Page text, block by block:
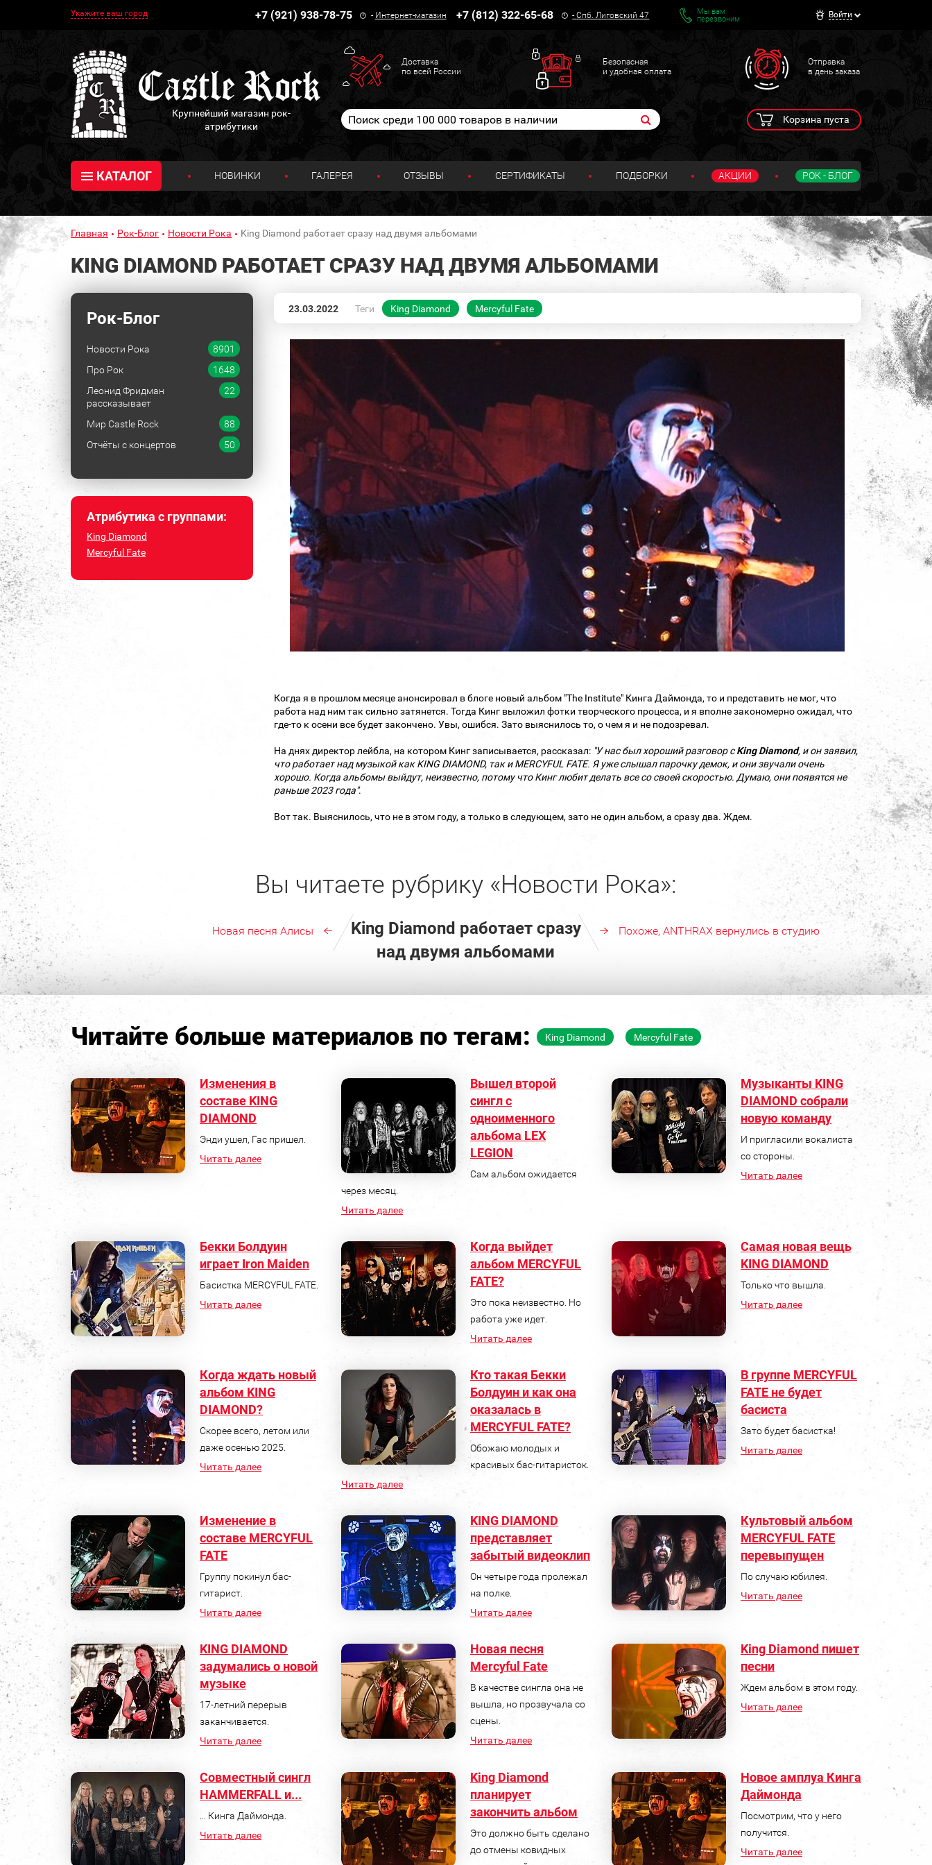
Укажите ваш город +7 (921) 938-78-75 - Интернет-магазин +7 (812) 322-65-68 -Спб. Лиговский 47
Мы вам
перезвоним
Войти
Крупнейший магазин рок-
атрибутики
Доставка
по всей России
Безопасная
и удобная оплата
Отправка
в день заказа
Корзина пуста
КАТАЛОГ НОВИНКИ ГАЛЕРЕЯ ОТЗЫВЫ СЕРТИФИКАТЫ ПОДБОРКИ АКЦИИ РОК - БЛОГ
Главная Рок-Блог Новости Рока King Diamond работает сразу над двумя альбомами
KING DIAMOND РАБОТАЕТ СРАЗУ НАД ДВУМЯ АЛЬБОМАМИ
Рок-Блог
Новости Рока
8901
Про Рок
1648
Леонид Фридман
рассказывает
22
Мир Castle Rock
88
Отчёты с концертов
50
Атрибутика с группами:
King Diamond
Mercyful Fate
23.03.2022 Теги King Diamond Mercyful Fate
Когда я в прошлом месяце анонсировал в блоге новый альбом "The Institute" Кинга Даймонда, то и представить не мог, что
работа над ним так сильно затянется. Тогда Кинг выложил фотки творческого процесса, и я вполне закономерно ожидал, что
где-то к осени все будет закончено. Увы, ошибся. Зато выяснилось то, о чем я и не подозревал.
На днях директор лейбла, на котором Кинг записывается, рассказал: "У насбылхороший разговор сKing Diamond, и он заявил,
чтоработаетнад музыкой как KING DIAMOND, так иMERCYFUL FATE. Я уже слышал парочку демок, и онизвучали очень
хорошо. Когда альбомы выйдут, неизвестно, потому что Кинг любит делать всесо своей скоростью. Думаю, они появятся не
раньше 2023 года".
Вот так. Выяснилось, что не в этом году, а только в следующем, зато не один альбом, а сразу два. Ждем.
Вы читаете рубрику «Новости Рока»:
Новая песня Алисы
King Diamond работает сразу
над двумя альбомами
Похоже, ANTHRAX вернулись в студию
Читайте больше материалов по тегам: King Diamond Mercyful Fate
Изменения в
составе KING
DIAMOND
Энди ушел, Гас пришел.
Читать далее
Вышел второй
сингл с
одноименного
альбома LEX
LEGION
Сам альбом ожидается
через месяц.
Читать далее
Музыканты KING
DIAMOND собрали
новую команду
И пригласили вокалиста
со стороны.
Читать далее
Бекки Болдуин
играет Iron Maiden
Басистка MERCYFUL FATE.
Читать далее
Когда выйдет
альбом MERCYFUL
FATE?
Это пока неизвестно. Но
работа уже идет.
Читать далее
Самая новая вещь
KING DIAMOND
Только что вышла.
Читать далее
Когда ждать новый
альбом KING
DIAMOND?
Скорее всего, летом или
даже осенью 2025.
Читать далее
Кто такая Бекки
Болдуин и как она
оказалась в
MERCYFUL FATE?
Обожаю молодых и
красивых бас-гитаристок.
Читать далее
В группе MERCYFUL
FATE не будет
басиста
Зато будет басистка!
Читать далее
Изменение в
составе MERCYFUL
FATE
Группу покинул бас-
гитарист.
Читать далее
KING DIAMOND
представляет
забытый видеоклип
Он четыре года пролежал
на полке.
Читать далее
Культовый альбом
MERCYFUL FATE
перевыпущен
По случаю юбилея.
Читать далее
KING DIAMOND
задумались о новой
музыке
17-летний перерыв
заканчивается.
Читать далее
Новая песня
Mercyful Fate
В качестве сингла она не
вышла, но прозвучала со
сцены.
Читать далее
King Diamond пишет
песни
Ждем альбом в этом году.
Читать далее
Совместный сингл
HAMMERFALL и...
... Кинга Даймонда.
Читать далее
King Diamond
планирует
закончить альбом
Это должно быть сделано
до отмены ковидных
Новое амплуа Кинга
Даймонда
Посмотрим, что у него
получится.
Читать далее